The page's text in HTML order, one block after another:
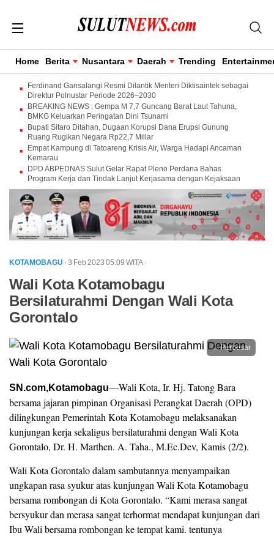
Home Berita Nusantara Daerah Trending
Ferdinand Gansalangi Resmi Dilantik Menteri Diktisaintek sebagai
Direktur Polnustar Periode 2026–2030
BREAKING NEWS : Gempa M 7,7 Guncang Barat Laut Tahuna,
BMKG Keluarkan Peringatan Dini Tsunami
Bupati Sitaro Ditahan, Dugaan Korupsi Dana Erupsi Gunung
Ruang Rugikan Negara Rp22,7 Miliar
Empat Kampung di Tatoareng Krisis Air, Warga Hadapi Ancaman
Kemarau
DPD ABPEDNAS Sulut Gelar Rapat Pleno Perdana Bahas
Program Kerja dan Tindak Lanjut Kerjasama dengan Kejaksaan
KOTAMOBAGU · 3 Feb 2023 05:09 WITA ·
Wali Kota Kotamobagu
Bersilaturahmi Dengan Wali Kota
Gorontalo
Perbesar
SN.com,Kotamobagu—Wali Kota, Ir. Hj. Tatong Bara
bersama jajaran pimpinan Organisasi Perangkat Daerah (OPD)
dilingkungan Pemerintah Kota Kotamobagu melaksanakan
kunjungan kerja sekaligus bersilaturahmi dengan Wali Kota
Gorontalo, Dr. H. Marthen. A. Taha., M.Ec.Dev, Kamis (2/2).
Wali Kota Gorontalo dalam sambutannya menyampaikan
ungkapan rasa syukur atas kunjungan Wali Kota Kotamobagu
bersama rombongan di Kota Gorontalo. “Kami merasa sangat
bersyukur dan merasa sangat terhormat mendapat kunjungan dari
Ibu Wali bersama rombongan ke tempat kami. tentunya